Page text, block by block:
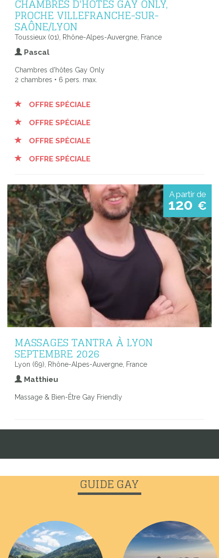
CHAMBRES D'HÔTES GAY ONLY,
PROCHE VILLEFRANCHE-SUR-
SAÔNE/LYON
Toussieux (01), Rhône-Alpes-Auvergne, France
Pascal
Chambres d'hôtes Gay Only
2 chambres • 6 pers. max.
OFFRE SPÉCIALE
OFFRE SPÉCIALE
OFFRE SPÉCIALE
OFFRE SPÉCIALE
A partir de
120 €
MASSAGES TANTRA À LYON
SEPTEMBRE 2026
Lyon (69), Rhône-Alpes-Auvergne, France
Matthieu
Massage & Bien-Être Gay Friendly
GUIDE GAY